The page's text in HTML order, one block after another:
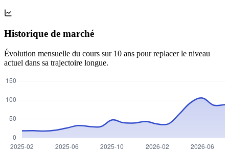
Historique de marché
Évolution mensuelle du cours sur 10 ans pour replacer le niveau
actuel dans sa trajectoire longue.